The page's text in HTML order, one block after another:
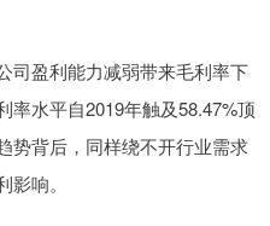
司盈利能力减弱带来毛利率下
率水平自2019年触及58.47%顶
势背后，同样绕不开行业需求
响。